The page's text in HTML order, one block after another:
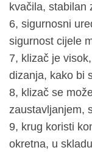
kvačila, stabilan
6, sigurnosni
sigurnost cijele
7, klizač je
dizanja, kako bi
8, klizač se
zaustavljanjem,
9, krug koristi
okretna, u